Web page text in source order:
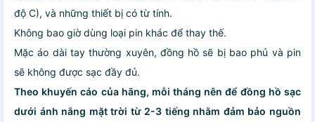
độ C), và những thiết bị có từ tính.
Không bao giờ dùng loại pin khác để thay thế.
Mặc áo dài tay thường xuyên, đồng hồ sẽ bị bao phủ và pin
sẽ không được sạc đầy đủ.
Theo khuyến cáo của hãng, mỗi tháng nên để đồng hồ sạc
dưới ánh nắng mặt trời từ 2-3 tiếng nhằm đảm bảo nguồn